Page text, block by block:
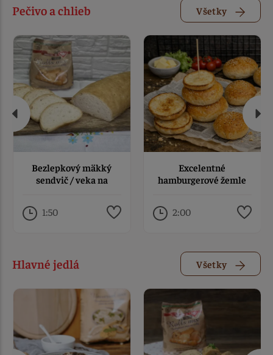
Pečivo a chlieb Všetky
Bezlepkový mäkký
sendvič / veka na
1:50
Excelentné
hamburgerové žemle
2:00
Hlavné jedlá Všetky